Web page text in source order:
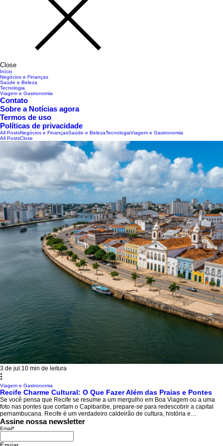
Close
Início
Negócios e Finanças
Saúde e Beleza
Tecnologia
Viagem e Gastronomia
Contato
Sobre a Notícias agora
Termos de uso
Políticas de privacidade
All PostsNegócios e FinançasSaúde e BelezaTecnologiaViagem e Gastronomia
All PostsClose
3 de jul.10 min de leitura
Viagem e Gastronomia
Recife Charme Cultural: O Que Fazer Além das Praias e Pontes
Se você pensa que Recife se resume a um mergulho em Boa Viagem ou a uma
foto nas pontes que cortam o Capibaribe, prepare-se para redescobrir a capital
pernambucana. Recife é um verdadeiro caldeirão de cultura, história e
diversidade que pulsa em cada esquina. Ao adentrar pelas ruas da "Veneza
Brasileira", você rapidamente se depara com um ambiente vibrante, onde
modernidade do Manguebeat e a inovação t
Assine nossa newsletter
Email*